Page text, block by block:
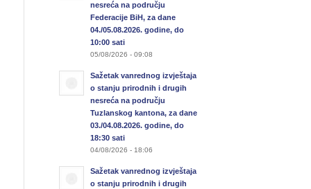
nesreća na području
Federacije BiH, za dane
04./05.08.2026. godine, do
10:00 sati
05/08/2026 - 09:08
Sažetak vanrednog izvještaja
o stanju prirodnih i drugih
nesreća na području
Tuzlanskog kantona, za dane
03./04.08.2026. godine, do
18:30 sati
04/08/2026 - 18:06
Sažetak vanrednog izvještaja
o stanju prirodnih i drugih